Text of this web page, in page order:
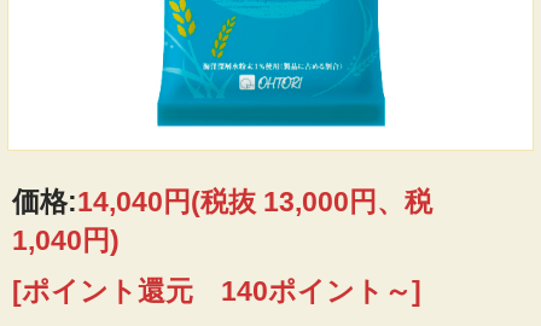
価格:14,040円(税抜 13,000円、税
1,040円)
[ポイント還元 140ポイント～]